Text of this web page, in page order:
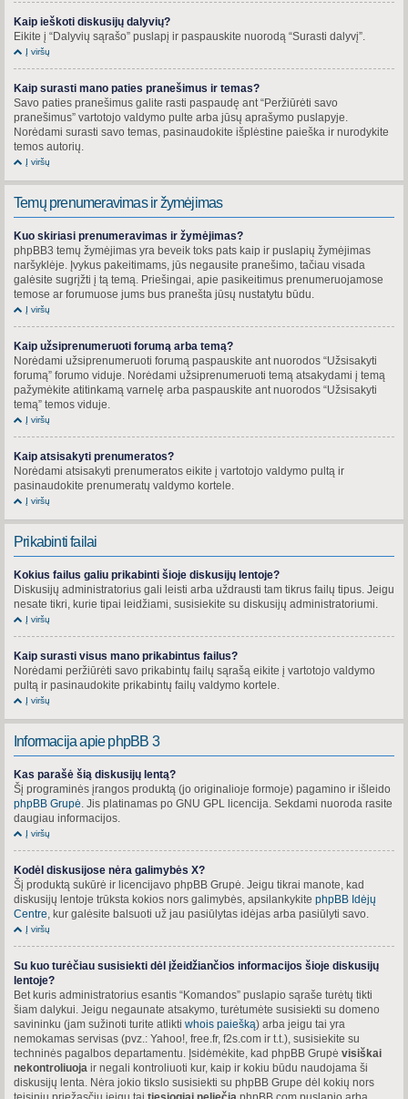
Kaip ieškoti diskusijų dalyvių?
Eikite į “Dalyvių sąrašo” puslapį ir paspauskite nuorodą “Surasti dalyvį”.
Į viršų
Kaip surasti mano paties pranešimus ir temas?
Savo paties pranešimus galite rasti paspaudę ant “Peržiūrėti savo
pranešimus” vartotojo valdymo pulte arba jūsų aprašymo puslapyje.
Norėdami surasti savo temas, pasinaudokite išplėstine paieška ir nurodykite
temos autorių.
Į viršų
Temų prenumeravimas ir žymėjimas
Kuo skiriasi prenumeravimas ir žymėjimas?
phpBB3 temų žymėjimas yra beveik toks pats kaip ir puslapių žymėjimas
naršyklėje. Įvykus pakeitimams, jūs negausite pranešimo, tačiau visada
galėsite sugrįžti į tą temą. Priešingai, apie pasikeitimus prenumeruojamose
temose ar forumuose jums bus pranešta jūsų nustatytu būdu.
Į viršų
Kaip užsiprenumeruoti forumą arba temą?
Norėdami užsiprenumeruoti forumą paspauskite ant nuorodos “Užsisakyti
forumą” forumo viduje. Norėdami užsiprenumeruoti temą atsakydami į temą
pažymėkite atitinkamą varnelę arba paspauskite ant nuorodos “Užsisakyti
temą” temos viduje.
Į viršų
Kaip atsisakyti prenumeratos?
Norėdami atsisakyti prenumeratos eikite į vartotojo valdymo pultą ir
pasinaudokite prenumeratų valdymo kortele.
Į viršų
Prikabinti failai
Kokius failus galiu prikabinti šioje diskusijų lentoje?
Diskusijų administratorius gali leisti arba uždrausti tam tikrus failų tipus. Jeigu
nesate tikri, kurie tipai leidžiami, susisiekite su diskusijų administratoriumi.
Į viršų
Kaip surasti visus mano prikabintus failus?
Norėdami peržiūrėti savo prikabintų failų sąrašą eikite į vartotojo valdymo
pultą ir pasinaudokite prikabintų failų valdymo kortele.
Į viršų
Informacija apie phpBB 3
Kas parašė šią diskusijų lentą?
Šį programinės įrangos produktą (jo originalioje formoje) pagamino ir išleido
phpBB Grupė . Jis platinamas po GNU GPL licencija. Sekdami nuoroda rasite
daugiau informacijos.
Į viršų
Kodėl diskusijose nėra galimybės X?
Šį produktą sukūrė ir licencijavo phpBB Grupė. Jeigu tikrai manote, kad
diskusijų lentoje trūksta kokios nors galimybės, apsilankykite phpBB Idėjų
Centre , kur galėsite balsuoti už jau pasiūlytas idėjas arba pasiūlyti savo.
Į viršų
Su kuo turėčiau susisiekti dėl įžeidžiančios informacijos šioje diskusijų
lentoje?
Bet kuris administratorius esantis “Komandos” puslapio sąraše turėtų tikti
šiam dalykui. Jeigu negaunate atsakymo, turėtumėte susisiekti su domeno
savininku (jam sužinoti turite atlikti whois paiešką) arba jeigu tai yra
nemokamas servisas (pvz.: Yahoo!, free.fr, f2s.com ir t.t.), susisiekite su
techninės pagalbos departamentu. Įsidėmėkite, kad phpBB Grupė visiškai
nekontroliuoja ir negali kontroliuoti kur, kaip ir kokiu būdu naudojama ši
diskusijų lenta. Nėra jokio tikslo susisiekti su phpBB Grupe dėl kokių nors